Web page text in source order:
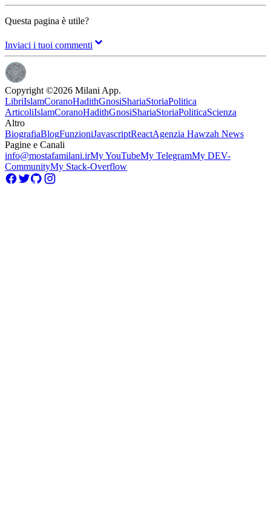
Questa pagina è utile?
Inviaci i tuoi commenti
Copyright ©2026 Milani App.
LibriIslamCoranoHadithGnosiShariaStoriaPolitica
ArticoliIslamCoranoHadithGnosiShariaStoriaPoliticaScienza
Altro
BiografiaBlogFunzioniJavascriptReactAgenzia Hawzah News
Pagine e Canali
info@mostafamilani.irMy YouTubeMy TelegramMy DEV-
CommunityMy Stack-Overflow